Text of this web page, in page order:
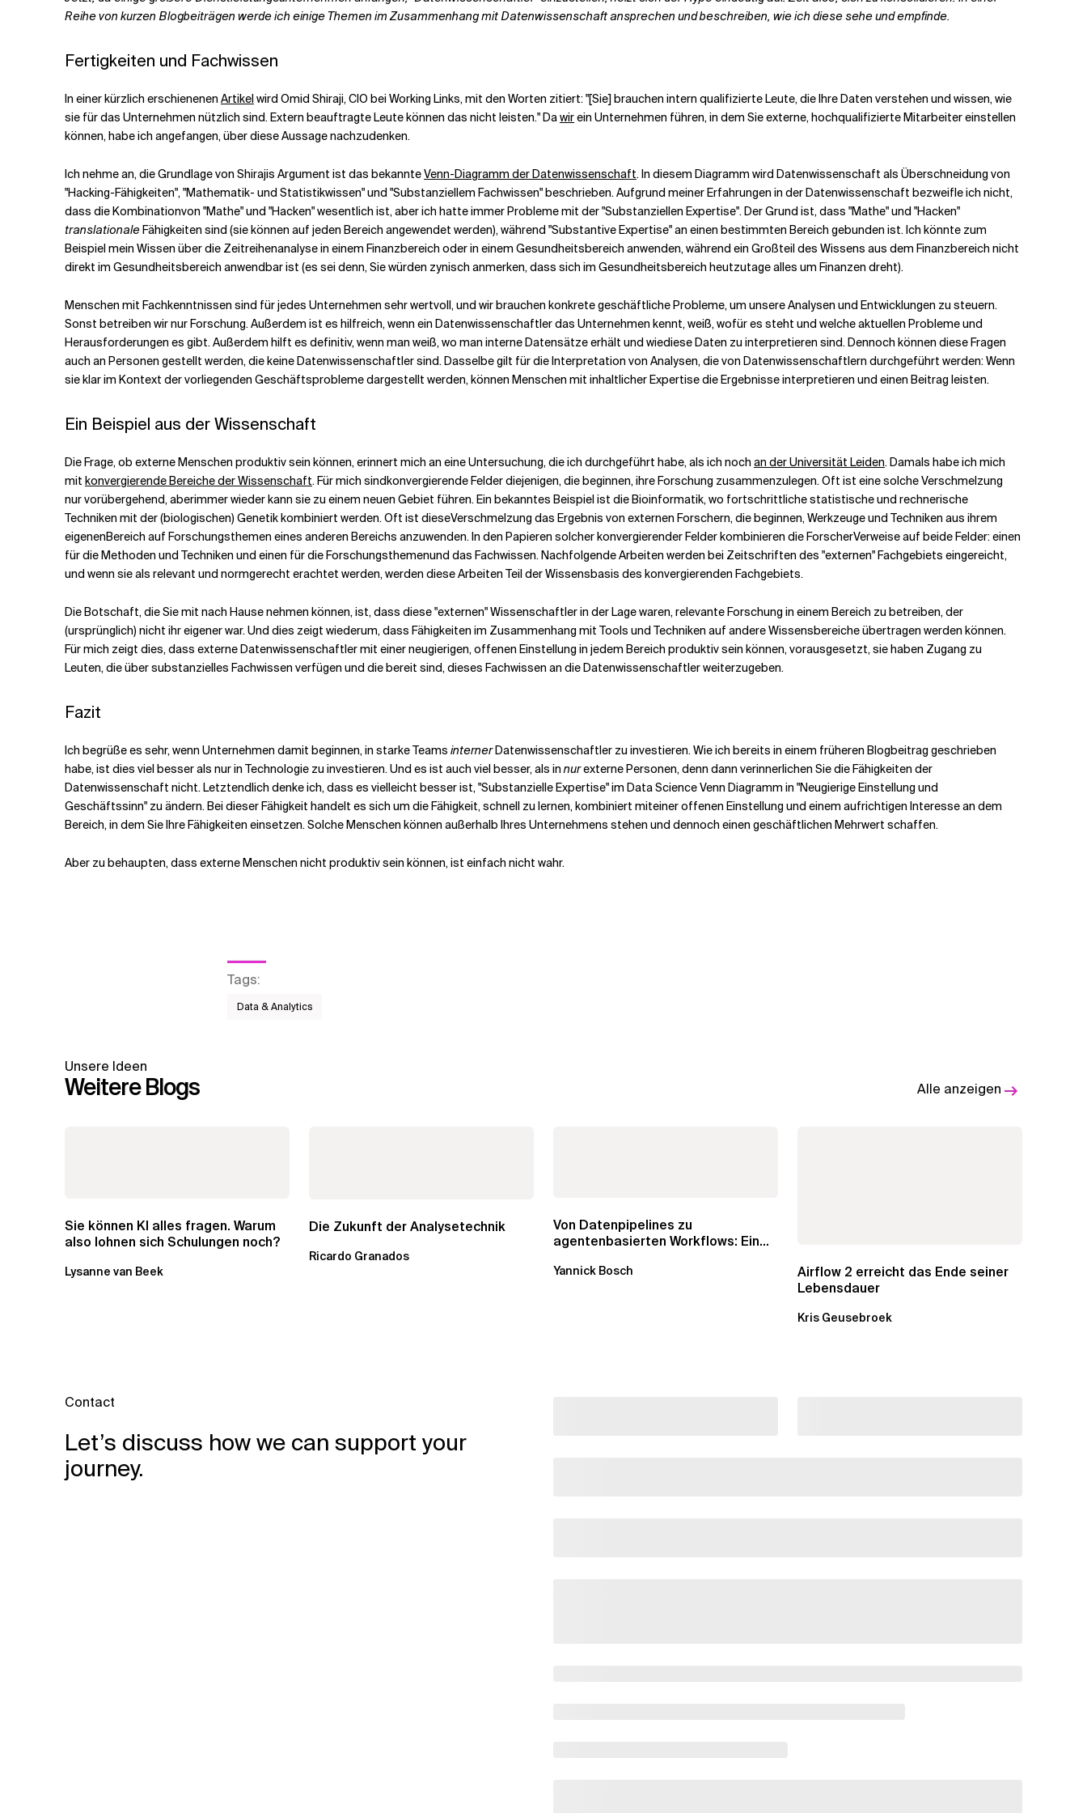
Reihe von kurzen Blogbeiträgen werde ich einige Themen im Zusammenhang mit Datenwissenschaft ansprechen und beschreiben, wie ich diese sehe und empfinde.
Fertigkeiten und Fachwissen
In einer kürzlich erschienenen Artikelwird Omid Shiraji, CIO bei Working Links, mit den Worten zitiert: "[Sie] brauchen intern qualifizierte Leute, die Ihre Daten verstehen und wissen, wie
sie für das Unternehmen nützlich sind. Extern beauftragte Leute können das nicht leisten." Dawirein Unternehmen führen, in dem Sie externe, hochqualifizierte Mitarbeiter einstellen
können, habe ich angefangen, über diese Aussage nachzudenken.
Ich nehme an, die Grundlage von Shirajis Argument ist das bekannteVenn-Diagramm der Datenwissenschaft. In diesem Diagramm wird Datenwissenschaft als Überschneidung von
"Hacking-Fähigkeiten", "Mathematik- und Statistikwissen" und "Substanziellem Fachwissen" beschrieben. Aufgrund meiner Erfahrungen in der Datenwissenschaft bezweifle ich nicht,
dass die Kombinationvon "Mathe" und "Hacken" wesentlich ist, aber ich hatte immer Probleme mit der "Substanziellen Expertise". Der Grund ist, dass "Mathe" und "Hacken"
translationaleFähigkeiten sind (sie können auf jeden Bereich angewendet werden), während "Substantive Expertise" an einen bestimmten Bereich gebunden ist. Ich könnte zum
Beispiel mein Wissen über die Zeitreihenanalyse in einem Finanzbereich oder in einem Gesundheitsbereich anwenden, während ein Großteil des Wissens aus dem Finanzbereich nicht
direkt im Gesundheitsbereich anwendbar ist (es sei denn, Sie würden zynisch anmerken, dass sich im Gesundheitsbereich heutzutage alles um Finanzen dreht).
Menschen mit Fachkenntnissen sind für jedes Unternehmen sehr wertvoll, und wir brauchen konkrete geschäftliche Probleme, um unsere Analysen und Entwicklungen zu steuern.
Sonst betreiben wir nur Forschung. Außerdem ist es hilfreich, wenn ein Datenwissenschaftler das Unternehmen kennt, weiß, wofür es steht und welche aktuellen Probleme und
Herausforderungen es gibt. Außerdem hilft es definitiv, wenn man weiß, wo man interne Datensätze erhält und wiediese Daten zu interpretieren sind. Dennoch können diese Fragen
auch an Personen gestellt werden, die keine Datenwissenschaftler sind. Dasselbe gilt für die Interpretation von Analysen, die von Datenwissenschaftlern durchgeführt werden: Wenn
sie klar im Kontext der vorliegenden Geschäftsprobleme dargestellt werden, können Menschen mit inhaltlicher Expertise die Ergebnisse interpretieren und einen Beitrag leisten.
Ein Beispiel aus der Wissenschaft
Die Frage, ob externe Menschen produktiv sein können, erinnert mich an eine Untersuchung, die ich durchgeführt habe, als ich noch an der Universität Leiden. Damals habe ich mich
mit konvergierende Bereiche der Wissenschaft. Für mich sindkonvergierende Felder diejenigen, die beginnen, ihre Forschung zusammenzulegen. Oft ist eine solche Verschmelzung
nur vorübergehend, aberimmer wieder kann sie zu einem neuen Gebiet führen. Ein bekanntes Beispiel ist die Bioinformatik, wo fortschrittliche statistische und rechnerische
Techniken mit der (biologischen) Genetik kombiniert werden. Oft ist dieseVerschmelzung das Ergebnis von externen Forschern, die beginnen, Werkzeuge und Techniken aus ihrem
eigenenBereich auf Forschungsthemen eines anderen Bereichs anzuwenden. In den Papieren solcher konvergierender Felder kombinieren die ForscherVerweise auf beide Felder: einen
für die Methoden und Techniken und einen für die Forschungsthemenund das Fachwissen. Nachfolgende Arbeiten werden bei Zeitschriften des "externen" Fachgebiets eingereicht,
und wenn sie als relevant und normgerecht erachtet werden, werden diese Arbeiten Teil der Wissensbasis des konvergierenden Fachgebiets.
Die Botschaft, die Sie mit nach Hause nehmen können, ist, dass diese "externen" Wissenschaftler in der Lage waren, relevante Forschung in einem Bereich zu betreiben, der
(ursprünglich) nicht ihr eigener war. Und dies zeigt wiederum, dass Fähigkeiten im Zusammenhang mit Tools und Techniken auf andere Wissensbereiche übertragen werden können.
Für mich zeigt dies, dass externe Datenwissenschaftler mit einer neugierigen, offenen Einstellung in jedem Bereich produktiv sein können, vorausgesetzt, sie haben Zugang zu
Leuten, die über substanzielles Fachwissen verfügen und die bereit sind, dieses Fachwissen an die Datenwissenschaftler weiterzugeben.
Fazit
Ich begrüße es sehr, wenn Unternehmen damit beginnen, in starke Teams internerDatenwissenschaftler zu investieren. Wie ich bereits in einem früheren Blogbeitrag geschrieben
habe, ist dies viel besser als nur in Technologie zu investieren. Und es ist auch viel besser, als innurexterne Personen, denn dann verinnerlichen Sie die Fähigkeiten der
Datenwissenschaft nicht. Letztendlich denke ich, dass es vielleicht besser ist, "Substanzielle Expertise" im Data Science Venn Diagramm in "Neugierige Einstellung und
Geschäftssinn" zu ändern. Bei dieser Fähigkeit handelt es sich um die Fähigkeit, schnell zu lernen, kombiniert miteiner offenen Einstellung und einem aufrichtigen Interesse an dem
Bereich, in dem Sie Ihre Fähigkeiten einsetzen. Solche Menschen können außerhalb Ihres Unternehmens stehen und dennoch einen geschäftlichen Mehrwert schaffen.
Aber zu behaupten, dass externe Menschen nicht produktiv sein können, ist einfach nicht wahr.
Tags:
Data & Analytics
Unsere Ideen
Weitere Blogs Alle anzeigen
Sie können KI alles fragen. Warum
also lohnen sich Schulungen noch?
Lysanne van Beek
Die Zukunft der Analysetechnik
Ricardo Granados
Von Datenpipelines zu
agentenbasierten Workflows: Ein
Yannick Bosch
Airflow 2 erreicht das Ende seiner
Lebensdauer
Kris Geusebroek
Contact
Let’s discuss how we can support your
journey.